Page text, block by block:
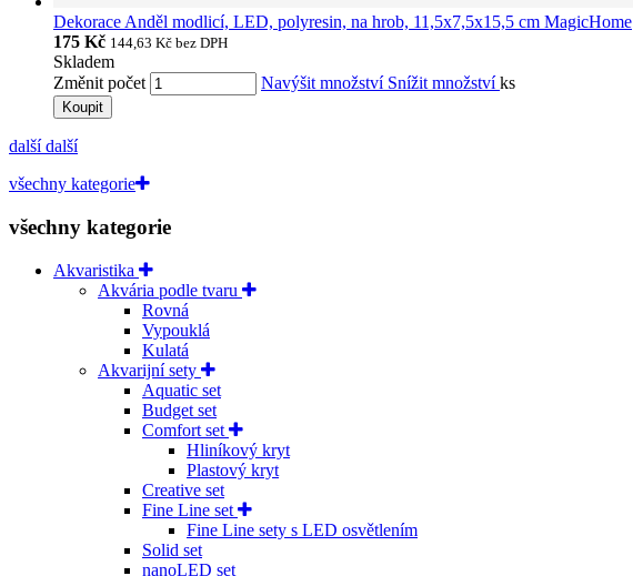
Dekorace Anděl modlicí, LED, polyresin, na hrob, 11,5x7,5x15,5 cm MagicHome
175 Kč 144,63 Kč bez DPH
Skladem
Změnit počet
Navýšit množství Snížit množstvíks
Koupit
další další
všechny kategorie
všechny kategorie
Akvaristika
Akvária podle tvaru
Rovná
Vypouklá
Kulatá
Akvarijní sety
Aquatic set
Budget set
Comfort set
Hliníkový kryt
Plastový kryt
Creative set
Fine Line set
Fine Line sety s LED osvětlením
Solid set
nanoLED set